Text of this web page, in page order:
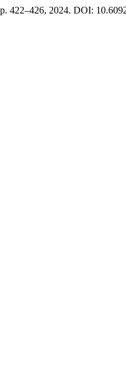
422–426, 2024. DOI: